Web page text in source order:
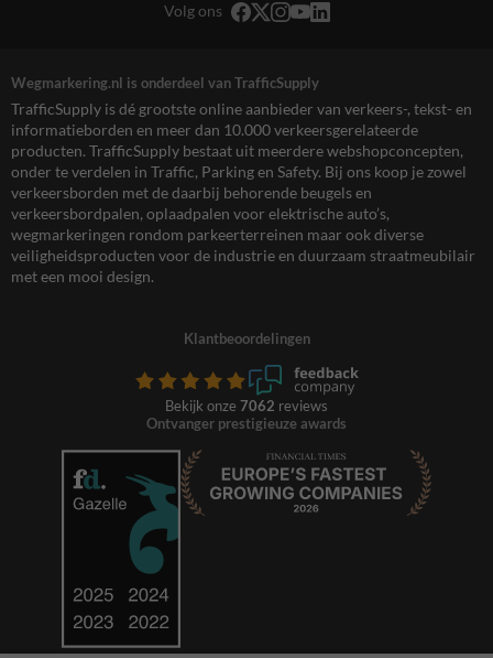
Volg ons
Wegmarkering.nl is onderdeel van TrafficSupply
TrafficSupply is dé grootste online aanbieder van verkeers-, tekst- en
informatieborden en meer dan 10.000 verkeersgerelateerde
producten. TrafficSupply bestaat uit meerdere webshopconcepten,
onder te verdelen in Traffic, Parking en Safety. Bij ons koop je zowel
verkeersborden met de daarbij behorende beugels en
verkeersbordpalen, oplaadpalen voor elektrische auto’s,
wegmarkeringen rondom parkeerterreinen maar ook diverse
veiligheidsproducten voor de industrie en duurzaam straatmeubilair
met een mooi design.
Klantbeoordelingen
Bekijk onze 7062 reviews
Ontvanger prestigieuze awards